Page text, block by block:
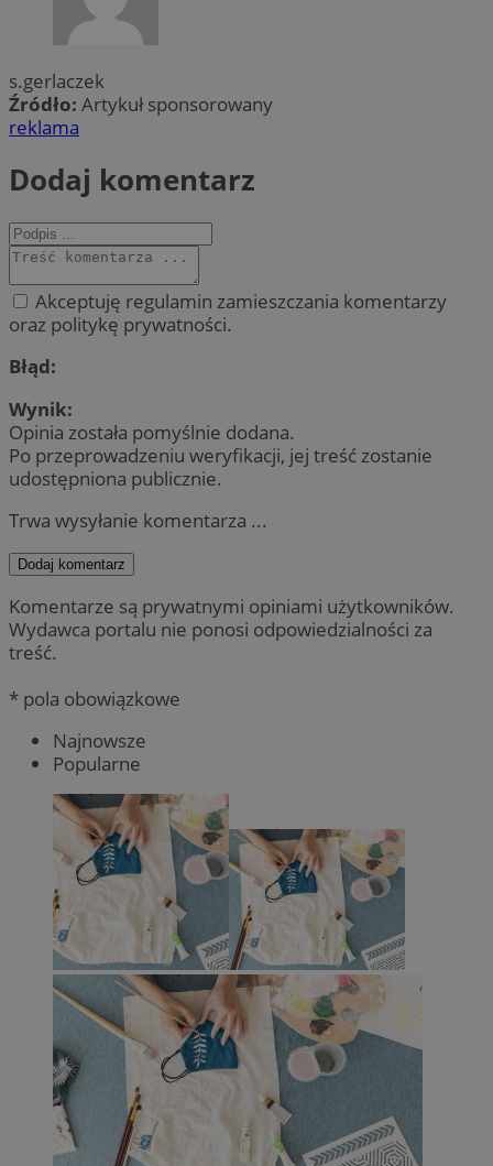
s.gerlaczek
Źródło: Artykuł sponsorowany
reklama
Dodaj komentarz
Akceptuję regulamin zamieszczania komentarzy
oraz politykę prywatności.
Błąd:
Wynik:
Opinia została pomyślnie dodana.
Po przeprowadzeniu weryfikacji, jej treść zostanie
udostępniona publicznie.
Trwa wysyłanie komentarza ...
Dodaj komentarz
Komentarze są prywatnymi opiniami użytkowników.
Wydawca portalu nie ponosi odpowiedzialności za
treść.
* pola obowiązkowe
Najnowsze
Popularne